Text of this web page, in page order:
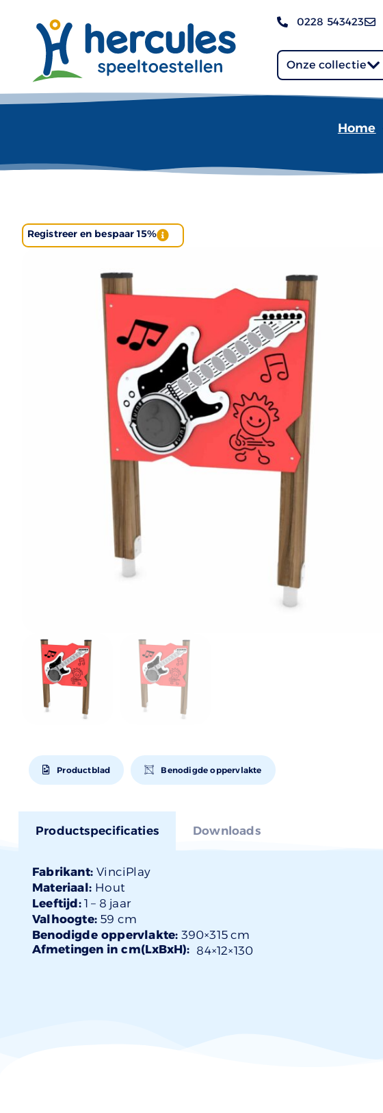
0228 543423
Onze collectie
Home
Registreer en bespaar 15%
Productblad Benodigde oppervlakte
Productspecificaties Downloads
Fabrikant:VinciPlay
Materiaal: Hout
Leeftijd:1 – 8 jaar
Valhoogte: 59 cm
Benodigde oppervlakte: 390×315 cm
Afmetingen in cm(LxBxH): 84×12×130